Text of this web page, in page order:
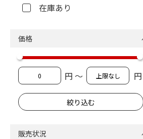
在庫あり
価格
円 ～ 円
販売状況